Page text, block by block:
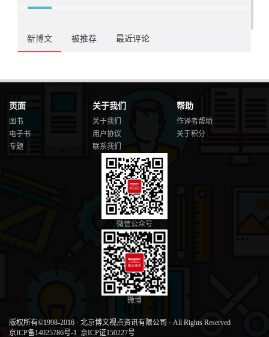
新博文 被推荐 最近评论
页面
图书
电子书
专题
关于我们
关于我们
用户协议
联系我们
帮助
作译者帮助
关于积分
微信公众号
微博
版权所有©1998-2016 · 北京博文视点资讯有限公司 · All Rights Reserved
京ICP备14025786号-1 京ICP证150227号